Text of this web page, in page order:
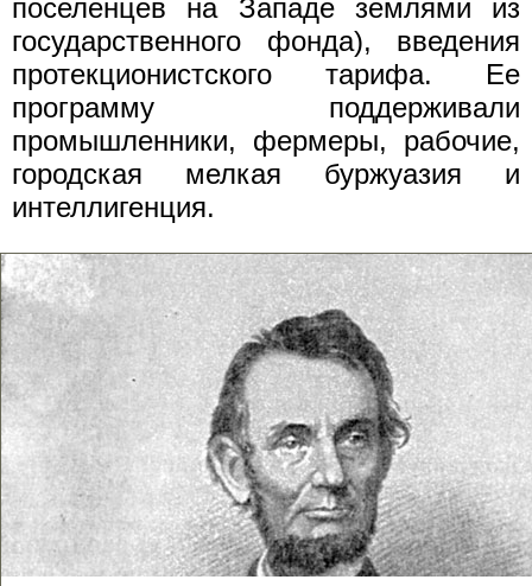
поселенцев на Западе землями из
государственного фонда), введения
протекционистского тарифа. Ее
программу поддерживали
промышленники, фермеры, рабочие,
городская мелкая буржуазия и
интеллигенция.